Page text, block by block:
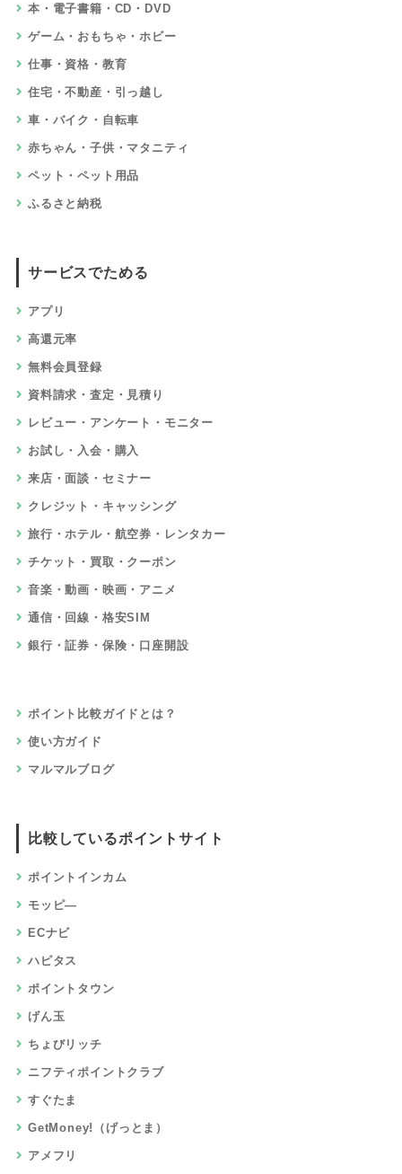
本・電子書籍・CD・DVD
ゲーム・おもちゃ・ホビー
仕事・資格・教育
住宅・不動産・引っ越し
車・バイク・自転車
赤ちゃん・子供・マタニティ
ペット・ペット用品
ふるさと納税
サービスでためる
アプリ
高還元率
無料会員登録
資料請求・査定・見積り
レビュー・アンケート・モニター
お試し・入会・購入
来店・面談・セミナー
クレジット・キャッシング
旅行・ホテル・航空券・レンタカー
チケット・買取・クーポン
音楽・動画・映画・アニメ
通信・回線・格安SIM
銀行・証券・保険・口座開設
ポイント比較ガイドとは？
使い方ガイド
マルマルブログ
比較しているポイントサイト
ポイントインカム
モッピ―
ECナビ
ハピタス
ポイントタウン
げん玉
ちょびリッチ
ニフティポイントクラブ
すぐたま
GetMoney!（げっとま）
アメフリ